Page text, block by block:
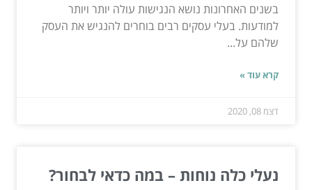
בשנים האחרונות נושא הנגישות עולה יותר ויותר
למודעות. בעלי עסקים רבים בוחרים להנגיש את העסק
שלהם על...
קרא עוד »
דצמ 08, 2020
נעלי כלה נוחות – במה כדאי לבחור?